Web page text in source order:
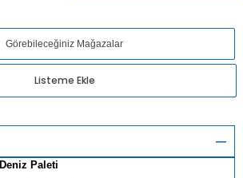
Görebileceğiniz Mağazalar
Listeme Ekle
Paleti